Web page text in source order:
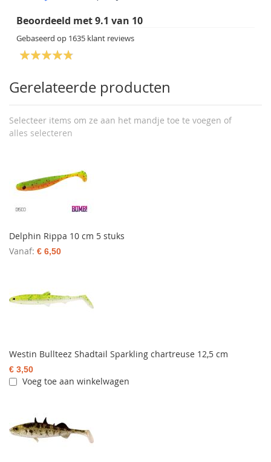
Beoordeeld met9.1 van 10
Gebaseerd op 1635 klant reviews
Gerelateerde producten
Selecteer items om ze aan het mandje toe te voegen of
alles selecteren
Delphin Rippa 10 cm 5 stuks
Vanaf € 6,50
Westin Bullteez Shadtail Sparkling chartreuse 12,5 cm
€ 3,50
Voeg toe aan winkelwagen